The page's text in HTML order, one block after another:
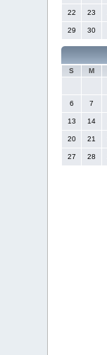
22 23
29 30
S M
6 7
13 14
20 21
27 28